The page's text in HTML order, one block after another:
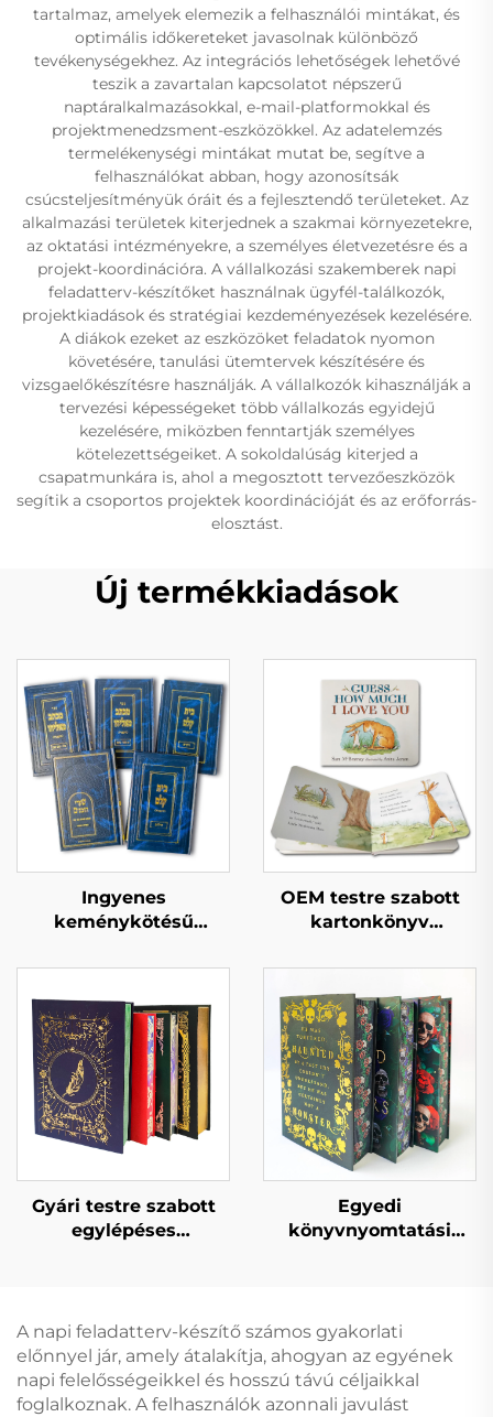
tartalmaz, amelyek elemezik a felhasználói mintákat, és
optimális időkereteket javasolnak különböző
tevékenységekhez. Az integrációs lehetőségek lehetővé
teszik a zavartalan kapcsolatot népszerű
naptáralkalmazásokkal, e-mail-platformokkal és
projektmenedzsment-eszközökkel. Az adatelemzés
termelékenységi mintákat mutat be, segítve a
felhasználókat abban, hogy azonosítsák
csúcsteljesítményük óráit és a fejlesztendő területeket. Az
alkalmazási területek kiterjednek a szakmai környezetekre,
az oktatási intézményekre, a személyes életvezetésre és a
projekt-koordinációra. A vállalkozási szakemberek napi
feladatterv-készítőket használnak ügyfél-találkozók,
projektkiadások és stratégiai kezdeményezések kezelésére.
A diákok ezeket az eszközöket feladatok nyomon
követésére, tanulási ütemtervek készítésére és
vizsgaelőkészítésre használják. A vállalkozók kihasználják a
tervezési képességeket több vállalkozás egyidejű
kezelésére, miközben fenntartják személyes
kötelezettségeiket. A sokoldalúság kiterjed a
csapatmunkára is, ahol a megosztott tervezőeszközök
segítik a csoportos projektek koordinációját és az erőforrás-
elosztást.
Új termékkiadások
Ingyenes
keménykötésű
szállítási határidő
könyvnyomtatás
testre szabott
keménykötésű
könyvkészlet
nyomtatás
OEM testre szabott
kartonkönyv
oktató jellegű
gyermekmesék angol
interaktív gyermek
kartonkönyvek
nyomtatása
Gyári testre szabott
egylépéses
szélű könyvnyomtatás
aranyszélű
keménykötésű
fotóalbum
Egyedi
könyvnyomtatási
könyvnyomtatás,
permetezett szélű
regény könyv porvédő
borítóval
A napi feladatterv-készítő számos gyakorlati
előnnyel jár, amely átalakítja, ahogyan az egyének
napi felelősségeikkel és hosszú távú céljaikkal
foglalkoznak. A felhasználók azonnali javulást